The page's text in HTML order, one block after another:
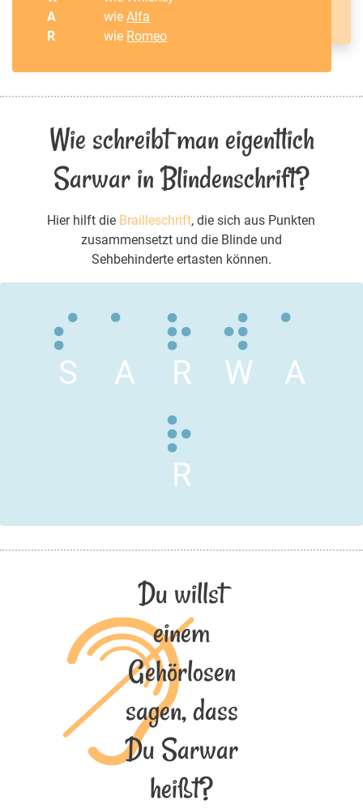
A
wieAlfa
R
wie Romeo
Wie schreibt man eigentlich
Sarwar in Blindenschrift?
Hier hilft die Brailleschrift, die sich aus Punkten
zusammensetzt und die Blinde und
Sehbehinderte ertasten können.
S A R W A
R
Du willst
einem
Gehörlosen
sagen, dass
Du Sarwar
heißt?